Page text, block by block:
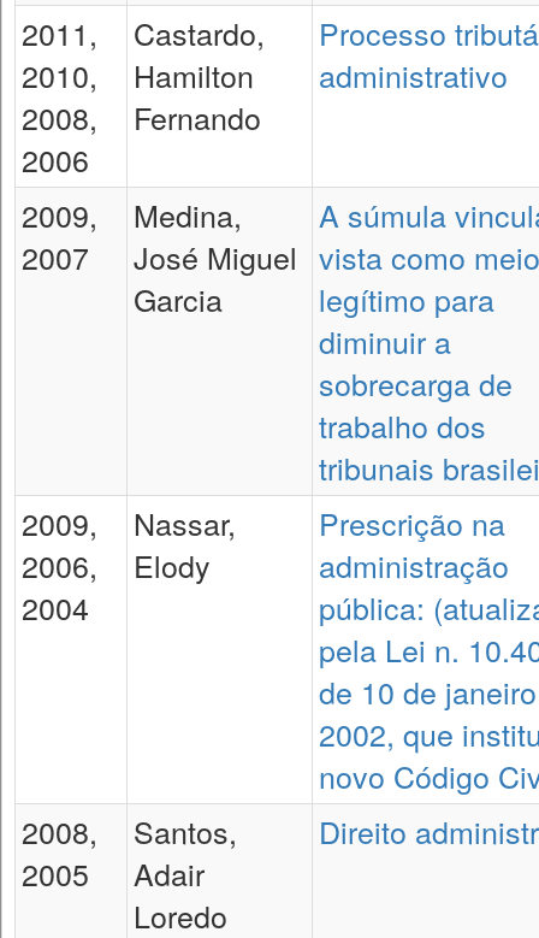
2011,
2010,
2008,
2006
Castardo,
Hamilton
Fernando
Processo
administrativo
2009,
2007
Medina,
José Miguel
Garcia
A súmula
vista como meio
legítimo para
diminuir a
sobrecarga de
trabalho dos
tribunais
2009,
2006,
2004
Nassar,
Elody
Prescrição na
administração
pública:
pela Lei n.
de 10 de
2002, que
novo Código
2008,
2005
Santos,
Adair
Loredo
Direito